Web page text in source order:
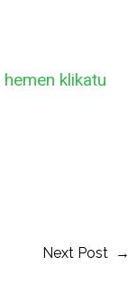
hemen klikatu
Next Post →